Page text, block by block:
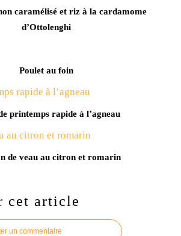
caramélisé et riz à la cardamome
d’Ottolenghi
Poulet au foin
printemps rapide à l’agneau
de veau au citron et romarin
cet article
un commentaire